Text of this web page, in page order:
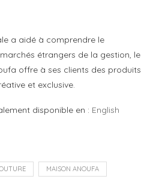
a aidé à comprendre le
étrangers de la gestion, le
offre à ses clients des produits
et exclusive.
disponible en : English
MAISON ANOUFA